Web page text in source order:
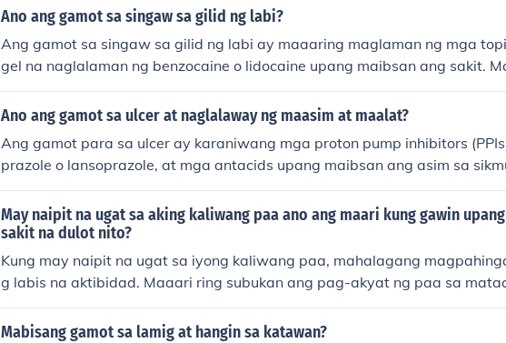
g kalikasan at kalidad ng tubig sa mga lugar na apektado. Ang maagap
Ano ang gamot sa singaw sa gilid ng labi?
Ang gamot sa singaw sa gilid ng labi ay maaaring maglaman ng mga
gel na naglalaman ng benzocaine o lidocaine upang maibsan ang sakit.
atulong ang mga mouthwash na may antiseptic properties. Mahalaga rin
ng maraming tubig at pag-iwas sa maanghang o acidic na pagkain. Kung
Ano ang gamot sa ulcer at naglalaway ng maasim at maalat?
Ang gamot para sa ulcer ay karaniwang mga proton pump inhibitors
prazole o lansoprazole, at mga antacids upang maibsan ang asim sa
ga sintomas ng labis na paglalaway at maasim na lasa, maaaring
over-the-counter na antacids o mga gamot na naglalaman ng
g kumonsulta sa doktor para sa tamang pagsusuri at rekomendasyon sa
May naipit na ugat sa aking kaliwang paa ano ang maari kung gawin
sakit na dulot nito?
Kung may naipit na ugat sa iyong kaliwang paa, mahalagang
g labis na aktibidad. Maaari ring subukan ang pag-akyat ng paa sa
upang mapabuti ang daloy ng dugo. Mag-apply ng malamig na
g bahagi upang mabawasan ang pamamaga at sakit. Kung patuloy ang
Mabisang gamot sa lamig at hangin sa katawan?